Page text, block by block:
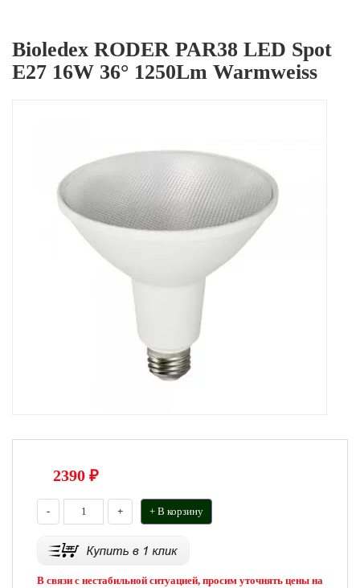
Bioledex RODER PAR38 LED Spot
E27 16W 36° 1250Lm Warmweiss
2390 ₽
- + + В корзину
В связи с нестабильной ситуацией, просим уточнять цены на